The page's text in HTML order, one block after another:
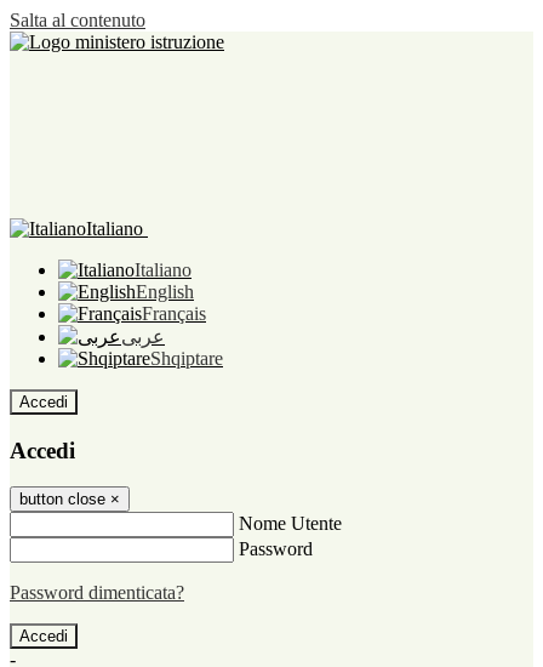
Salta al contenuto
Italiano
Italiano
English
Français
عربى
Shqiptare
Accedi
Accedi
button close ×
Nome Utente
Password
Password dimenticata?
-